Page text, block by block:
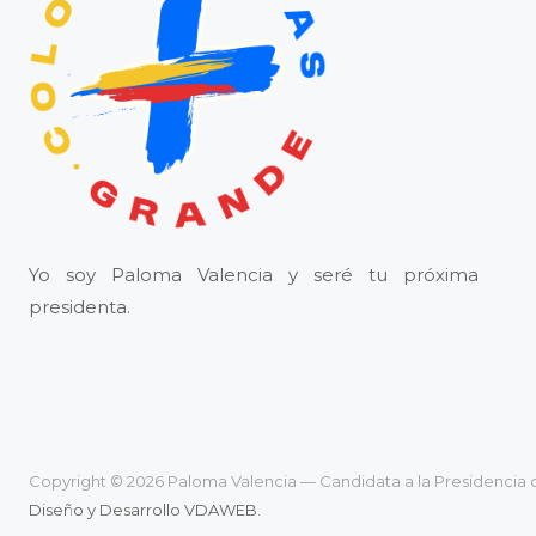
Yo soy Paloma Valencia y seré tu próxima
presidenta.
Copyright © 2026 Paloma Valencia — Candidata a la Presidencia
Diseño y Desarrollo VDAWEB.